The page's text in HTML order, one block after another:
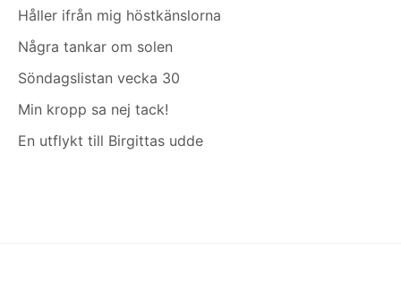
Håller ifrån mig höstkänslorna
Några tankar om solen
Söndagslistan vecka 30
Min kropp sa nej tack!
En utflykt till Birgittas udde